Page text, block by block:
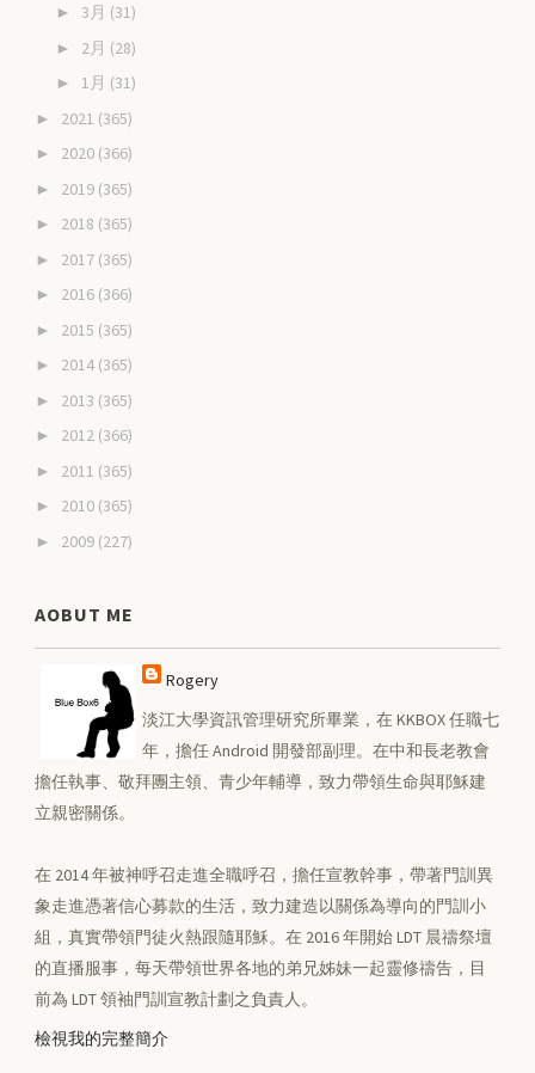
► 3月 (31)
► 2月 (28)
► 1月 (31)
► 2021 (365)
► 2020 (366)
► 2019 (365)
► 2018 (365)
► 2017 (365)
► 2016 (366)
► 2015 (365)
► 2014 (365)
► 2013 (365)
► 2012 (366)
► 2011 (365)
► 2010 (365)
► 2009 (227)
AOBUT ME
Rogery
淡江大學資訊管理研究所畢業，在 KKBOX 任職七
年，擔任 Android 開發部副理。在中和長老教會
擔任執事、敬拜團主領、青少年輔導，致力帶領生命與耶穌建
立親密關係。
在 2014 年被神呼召走進全職呼召，擔任宣教幹事，帶著門訓異
象走進憑著信心募款的生活，致力建造以關係為導向的門訓小
組，真實帶領門徒火熱跟隨耶穌。在 2016 年開始 LDT 晨禱祭壇
的直播服事，每天帶領世界各地的弟兄姊妹一起靈修禱告，目
前為 LDT 領袖門訓宣教計劃之負責人。
檢視我的完整簡介